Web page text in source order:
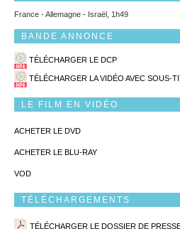
France - Allemagne - Israël, 1h49
BANDE ANNONCE
TÉLÉCHARGER LE DCP
TÉLÉCHARGER LA VIDÉO AVEC SOUS-
LE FILM EN VIDÉO
ACHETER LE DVD
ACHETER LE BLU-RAY
VOD
TÉLÉCHARGEMENTS
TÉLÉCHARGER LE DOSSIER DE